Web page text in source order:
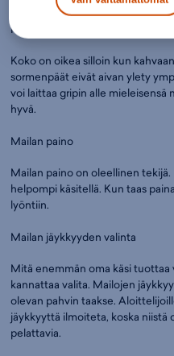
Kahvakoon valinta
Koko on oikea silloin kun
sormenpäät eivät aivan ylety
voi laittaa gripin alle mieleisensä
hyvä.
Mailan paino
Mailan paino on oleellinen
helpompi käsitellä. Kun taas
lyöntiin.
Mailan jäykkyyden valinta
Mitä enemmän oma käsi tuottaa
kannattaa valita. Mailojen
olevan pahvin taakse.
jäykkyyttä ilmoiteta, koska
pelattavia.